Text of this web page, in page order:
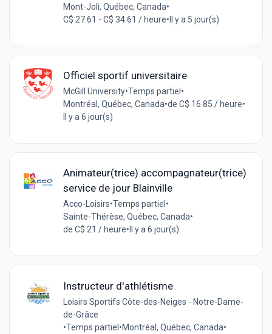
Mont-Joli, Québec, Canada•
C$ 27.61 - C$ 34.61 / heure• Il y a 5 jour(s)
Officiel sportif universitaire
McGill University•Temps partiel •
Montréal, Québec, Canada•de C$ 16.85 / heure•
Il y a 6 jour(s)
Animateur(trice) accompagnateur(trice)
service de jour Blainville
Acco-Loisirs•Temps partiel •
Sainte-Thérèse, Québec, Canada•
de C$ 21 / heure• Il y a 6 jour(s)
Instructeur d'athlétisme
Loisirs Sportifs Côte-des-Neiges - Notre-Dame-
de-Grâce
•Temps partiel •Montréal, Québec, Canada•